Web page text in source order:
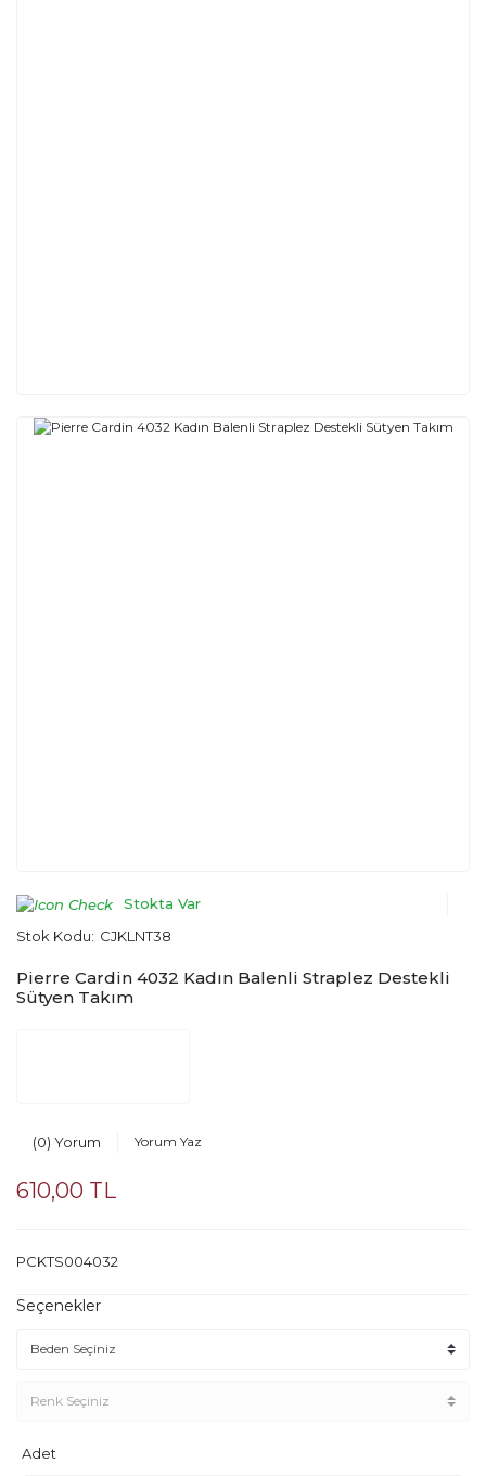
Stokta Var
Stok Kodu: CJKLNT38
Pierre Cardin 4032 Kadın Balenli Straplez Destekli
Sütyen Takım
(0) Yorum Yorum Yaz
610,00 TL
PCKTS004032
Seçenekler
Adet